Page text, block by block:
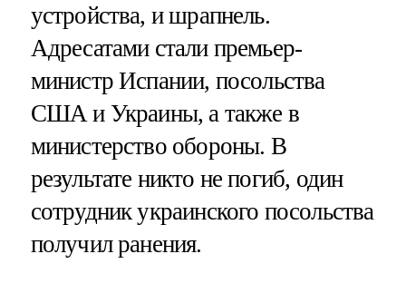
устройства, и шрапнель.
Адресатами стали премьер-
министр Испании, посольства
США и Украины, а также в
министерство обороны. В
результате никто не погиб, один
сотрудник украинского посольства
получил ранения.